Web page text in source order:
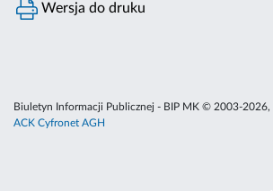
Wersja do druku
Biuletyn Informacji Publicznej - BIP MK © 2003-2026,
ACK Cyfronet AGH